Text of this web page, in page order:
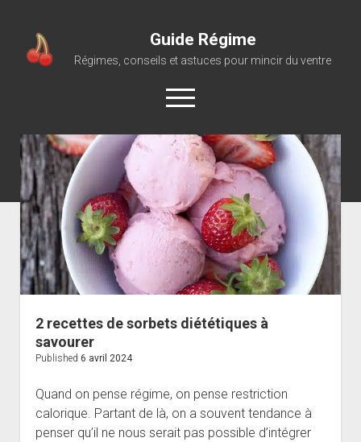
Guide Régime
Régimes, conseils et astuces pour mincir du ventre
open
menu
2 recettes de sorbets diététiques à
savourer
Published 6 avril 2024
Quand on pense régime, on pense restriction
calorique. Partant de là, on a souvent tendance à
penser qu’il ne nous serait pas possible d’intégrer